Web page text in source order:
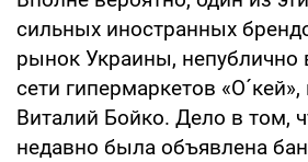
сильных иностранных
рынок Украины, непублично
сети гипермаркетов
Виталий Бойко. Дело в том,
недавно была объявлена